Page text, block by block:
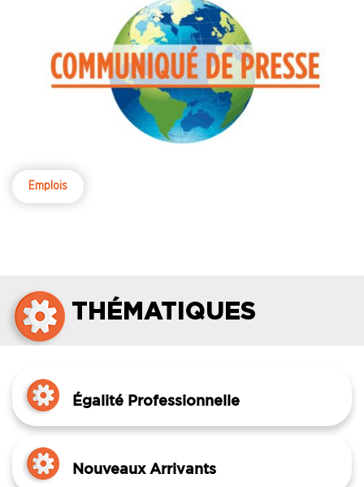
Emplois
THÉMATIQUES
Égalité Professionnelle
Nouveaux Arrivants